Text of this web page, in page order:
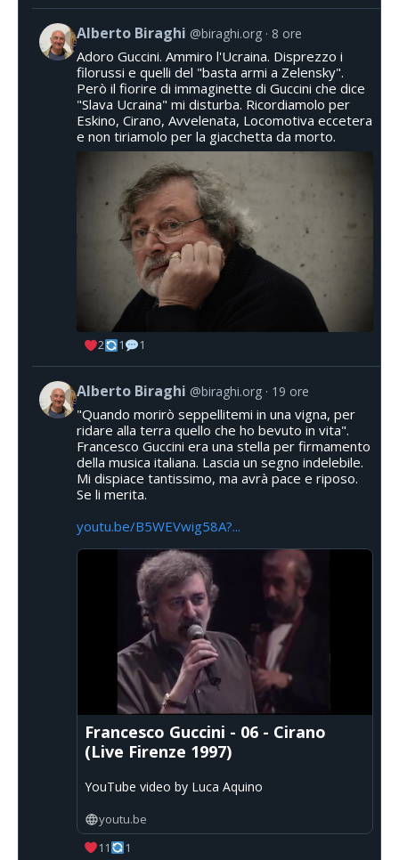
Alberto Biraghi @biraghi.org 8 ore
Adoro Guccini. Ammiro l'Ucraina. Disprezzo i
filorussi e quelli del "basta armi a Zelensky".
Però il fiorire di immaginette di Guccini che dice
"Slava Ucraina" mi disturba. Ricordiamolo per
Eskino, Cirano, Avvelenata, Locomotiva eccetera
e non tiriamolo per la giacchetta da morto.
2 1 1
Alberto Biraghi @biraghi.org 19 ore
"Quando morirò seppellitemi in una vigna, per
ridare alla terra quello che ho bevuto in vita".
Francesco Guccini era una stella per firmamento
della musica italiana. Lascia un segno indelebile.
Mi dispiace tantissimo, ma avrà pace e riposo.
Se li merita.
youtu.be/B5WEVwig58A?...
Francesco Guccini - 06 - Cirano
(Live Firenze 1997)
YouTube video by Luca Aquino
youtu.be
11
1